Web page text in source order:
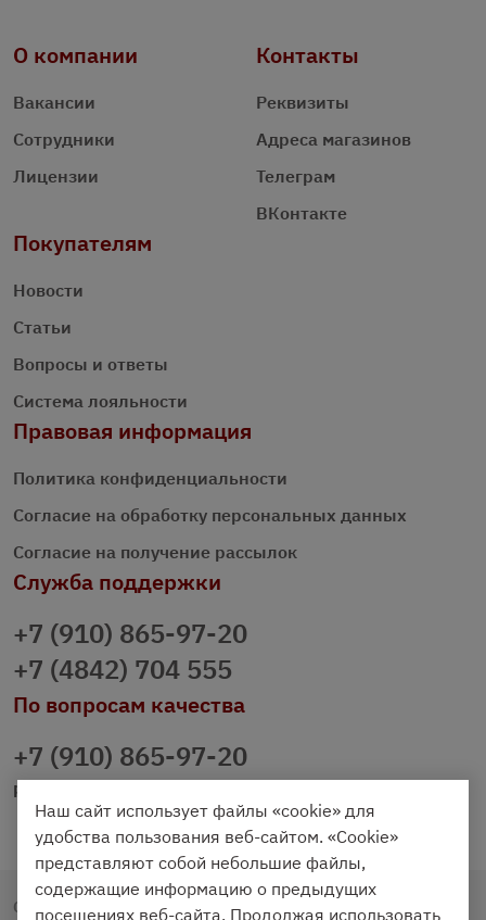
О компании
Вакансии
Сотрудники
Лицензии
Контакты
Реквизиты
Адреса магазинов
Телеграм
ВКонтакте
Покупателям
Новости
Статьи
Вопросы и ответы
Система лояльности
Правовая информация
Политика конфиденциальности
Согласие на обработку персональных данных
Согласие на получение рассылок
Служба поддержки
+7 (910) 865-97-20
+7 (4842) 704 555
По вопросам качества
+7 (910) 865-97-20
prazdnichniy40@palmi.ru
Copyright © 2020 - 2026. Праздничный Стол.
Наш сайт использует файлы «cookie» для
удобства пользования веб-сайтом. «Cookie»
представляют собой небольшие файлы,
содержащие информацию о предыдущих
посещениях веб-сайта. Продолжая использовать